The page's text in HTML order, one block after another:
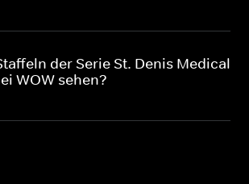
der Serie St. Denis Medical
WOW sehen?